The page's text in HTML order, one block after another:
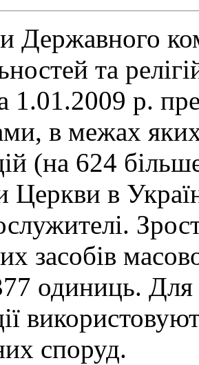
Державного
та
1.01.2009 р.
в межах
(на 624
Церкви в
засобів
одиниць. Для
споруд.